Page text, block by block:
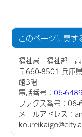
このページに関す
福祉局 福祉部 高
〒660-8501 兵庫
館3階
電話番号：06-
ファクス番号：
メールアドレス：